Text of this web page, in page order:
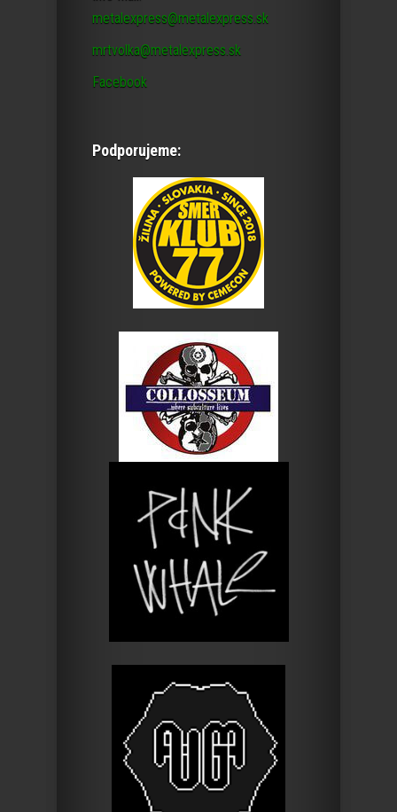
metalexpress@metalexpress.sk
mrtvolka@metalexpress.sk
Facebook
Podporujeme: